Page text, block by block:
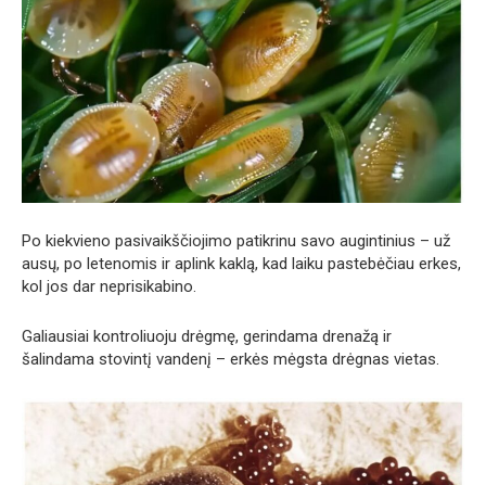
Po kiekvieno pasivaikščiojimo patikrinu savo augintinius – už
ausų, po letenomis ir aplink kaklą, kad laiku pastebėčiau erkes,
kol jos dar neprisikabino.
Galiausiai kontroliuoju drėgmę, gerindama drenažą ir
šalindama stovintį vandenį – erkės mėgsta drėgnas vietas.